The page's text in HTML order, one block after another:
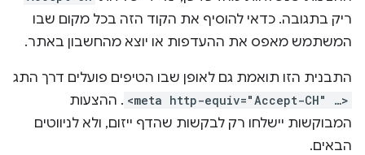
ריק בתגובה. כדאי להוסיף את הקוד הזה בכל מקום שבו
המשתמש מאפס את ההעדפות או יוצא מהחשבון באתר.
התבנית הזו תואמת גם לאופן שבו הטיפים פועלים דרך התג
<meta http-equiv="Accept-CH" …> . ההצעות
המבוקשות יישלחו רק לבקשות שהדף ייזום, ולא לניווטים
הבאים.